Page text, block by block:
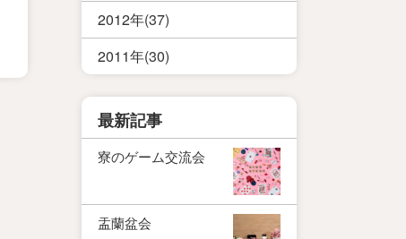
2012年(37)
2011年(30)
最新記事
寮のゲーム交流会
盂蘭盆会